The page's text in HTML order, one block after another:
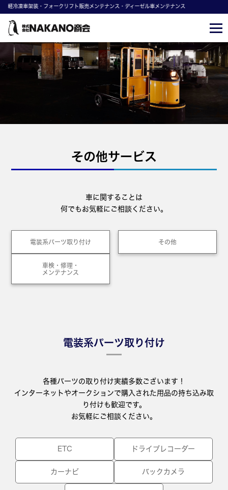
冷凍車架装・フォークリフト販売メンテナンス・ディーゼル車メンテナンス
その他サービス
車に関することは
何でもお気軽にご相談ください。
電装系パーツ取り付け その他
車検・修理・
メンテナンス
電装系パーツ取り付け
各種パーツの取り付け実績多数ございます！
インターネットやオークションで購入された用品の持ち込み取
り付けも歓迎です。
お気軽にご相談ください。
ETC ドライブレコーダー
カーナビ バックカメラ